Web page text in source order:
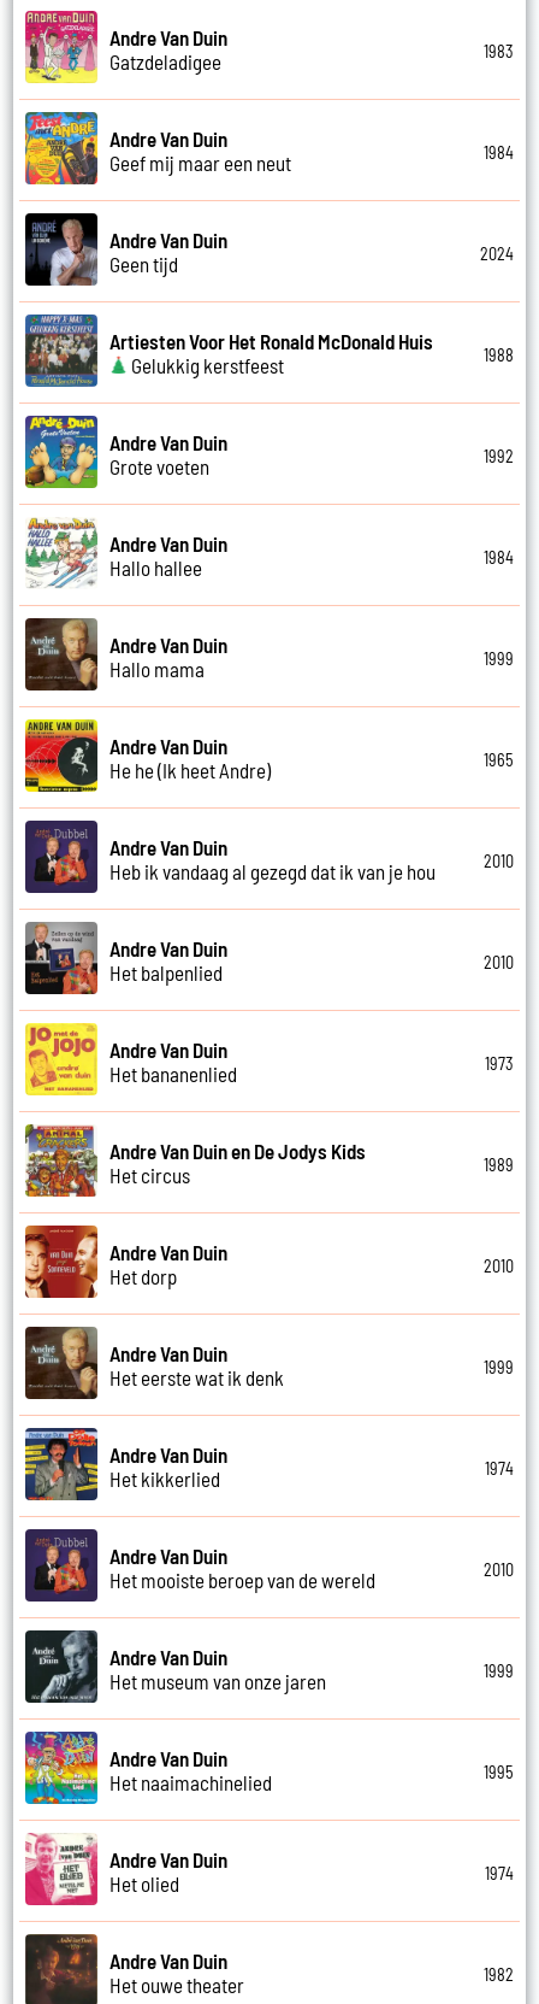
Andre Van Duin
Gatzdeladigee
1983
Andre Van Duin
Geef mij maar een neut
1984
Andre Van Duin
Geen tijd
2024
Artiesten Voor Het Ronald McDonald Huis
Gelukkig kerstfeest
1988
Andre Van Duin
Grote voeten
1992
Andre Van Duin
Hallo hallee
1984
Andre Van Duin
Hallo mama
1999
Andre Van Duin
He he (Ik heet Andre)
1965
Andre Van Duin
Heb ik vandaag al gezegd dat ik van je hou
2010
Andre Van Duin
Het balpenlied
2010
Andre Van Duin
Het bananenlied
1973
Andre Van Duin en De Jodys Kids
Het circus
1989
Andre Van Duin
Het dorp
2010
Andre Van Duin
Het eerste wat ik denk
1999
Andre Van Duin
Het kikkerlied
1974
Andre Van Duin
Het mooiste beroep van de wereld
2010
Andre Van Duin
Het museum van onze jaren
1999
Andre Van Duin
Het naaimachinelied
1995
Andre Van Duin
Het olied
1974
Andre Van Duin
Het ouwe theater
1982